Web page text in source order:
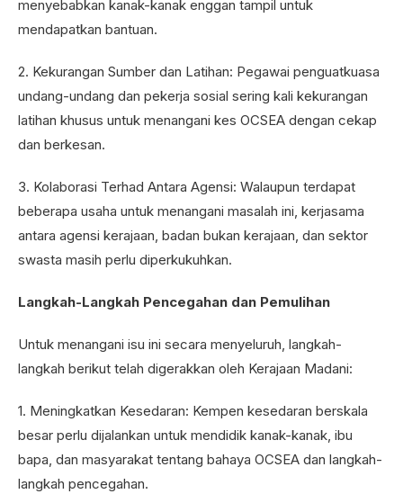
menyebabkan kanak-kanak enggan tampil untuk
mendapatkan bantuan.
2. Kekurangan Sumber dan Latihan: Pegawai penguatkuasa
undang-undang dan pekerja sosial sering kali kekurangan
latihan khusus untuk menangani kes OCSEA dengan cekap
dan berkesan.
3. Kolaborasi Terhad Antara Agensi: Walaupun terdapat
beberapa usaha untuk menangani masalah ini, kerjasama
antara agensi kerajaan, badan bukan kerajaan, dan sektor
swasta masih perlu diperkukuhkan.
Langkah-Langkah Pencegahan dan Pemulihan
Untuk menangani isu ini secara menyeluruh, langkah-
langkah berikut telah digerakkan oleh Kerajaan Madani:
1. Meningkatkan Kesedaran: Kempen kesedaran berskala
besar perlu dijalankan untuk mendidik kanak-kanak, ibu
bapa, dan masyarakat tentang bahaya OCSEA dan langkah-
langkah pencegahan.